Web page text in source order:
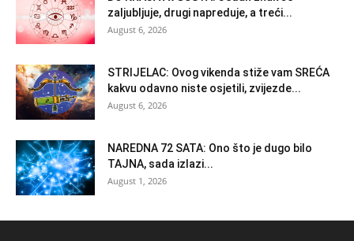
zaljubljuje, drugi napreduje, a treći...
August 6, 2026
STRIJELAC: Ovog vikenda stiže vam SREĆA
kakvu odavno niste osjetili, zvijezde...
August 6, 2026
NAREDNA 72 SATA: Ono što je dugo bilo
TAJNA, sada izlazi...
August 1, 2026